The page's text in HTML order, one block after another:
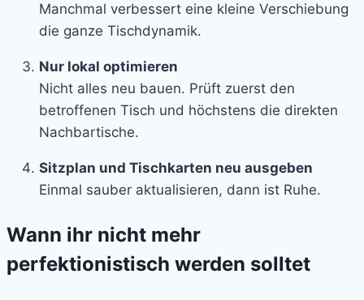
Manchmal verbessert eine kleine Verschiebung
die ganze Tischdynamik.
Nur lokal optimieren
Nicht alles neu bauen. Prüft zuerst den
betroffenen Tisch und höchstens die direkten
Nachbartische.
Sitzplan und Tischkarten neu ausgeben
Einmal sauber aktualisieren, dann ist Ruhe.
Wann ihr nicht mehr
perfektionistisch werden solltet